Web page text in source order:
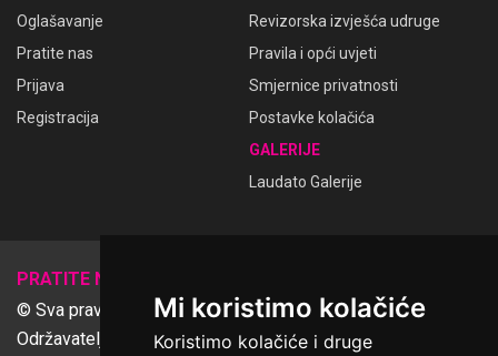
Mi koristimo kolačiće
Koristimo kolačiće i druge
Oglašavanje
Pratite nas
Prijava
Registracija
Revizorska izvješća udruge
Pravila i opći uvjeti
Smjernice privatnosti
Postavke kolačića
GALERIJE
Laudato Galerije
PRATITE NAS
© Sva prava pridržana Udruga Ime dobrote
Održavatelj Netcom d.o.o., Riva 6, Rijeka